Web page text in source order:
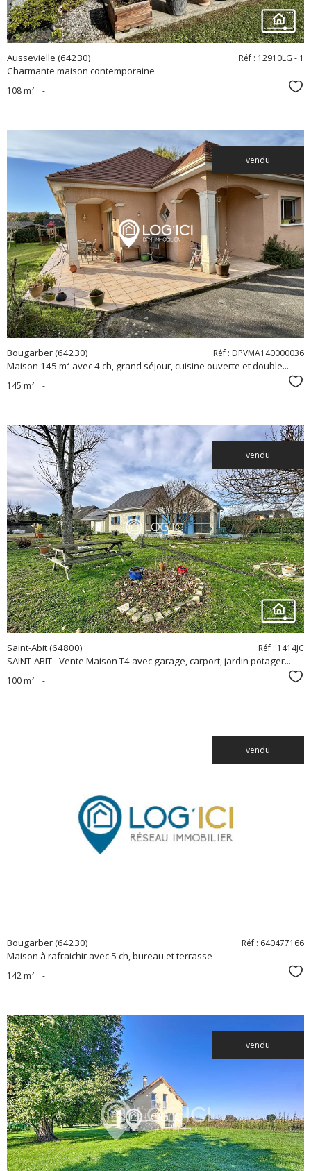
Aussevielle (64230)
Charmante maison contemporaine
Réf : 12910LG - 1
108 m² -
vendu
voir le
bien
Bougarber (64230)
Maison 145 m² avec 4 ch, grand séjour, cuisine ouverte et double...
Réf : DPVMA140000036
145 m² -
vendu
voir le
bien
Saint-Abit (64800)
SAINT-ABIT - Vente Maison T4 avec garage, carport, jardin potager...
Réf : 1414JC
100 m² -
vendu
voir le
bien
Bougarber (64230)
Maison à rafraichir avec 5 ch, bureau et terrasse
Réf : 640477166
142 m² -
vendu
voir le
bien